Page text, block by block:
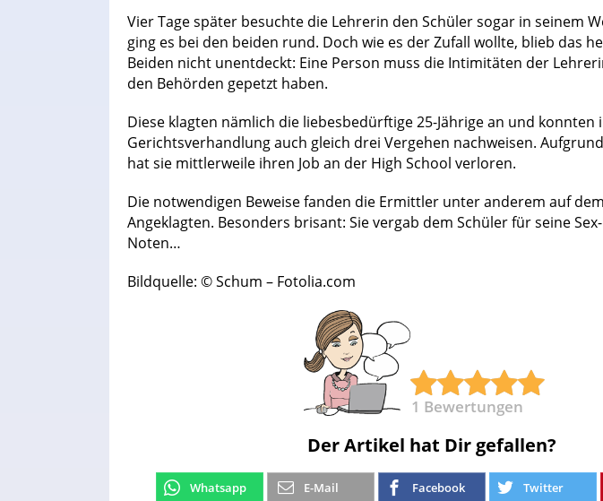
Vier Tage später besuchte die Lehrerin den Schüler sogar in seinem
ging es bei den beiden rund. Doch wie es der Zufall wollte, blieb das
Beiden nicht unentdeckt: Eine Person muss die Intimitäten der
den Behörden gepetzt haben.
Diese klagten nämlich die liebesbedürftige 25-Jährige an und konnten
Gerichtsverhandlung auch gleich drei Vergehen nachweisen.
hat sie mittlerweile ihren Job an der High School verloren.
Die notwendigen Beweise fanden die Ermittler unter anderem auf
Angeklagten. Besonders brisant: Sie vergab dem Schüler für seine
Noten…
Bildquelle: © Schum – Fotolia.com
1 Bewertungen
Der Artikel hat Dir gefallen?
Whatsapp E-Mail Facebook Twitter
Ihr Kind kam